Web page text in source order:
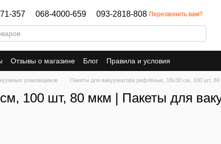
357 068-4000-659 093-2818-808 Перезвонить вам?
Отзывы о магазине Блог Правила и условия
упаковщиков Пакеты для вакууматора рифлёные, 18х30 см, 100 шт,
100 шт, 80 мкм | Пакеты для